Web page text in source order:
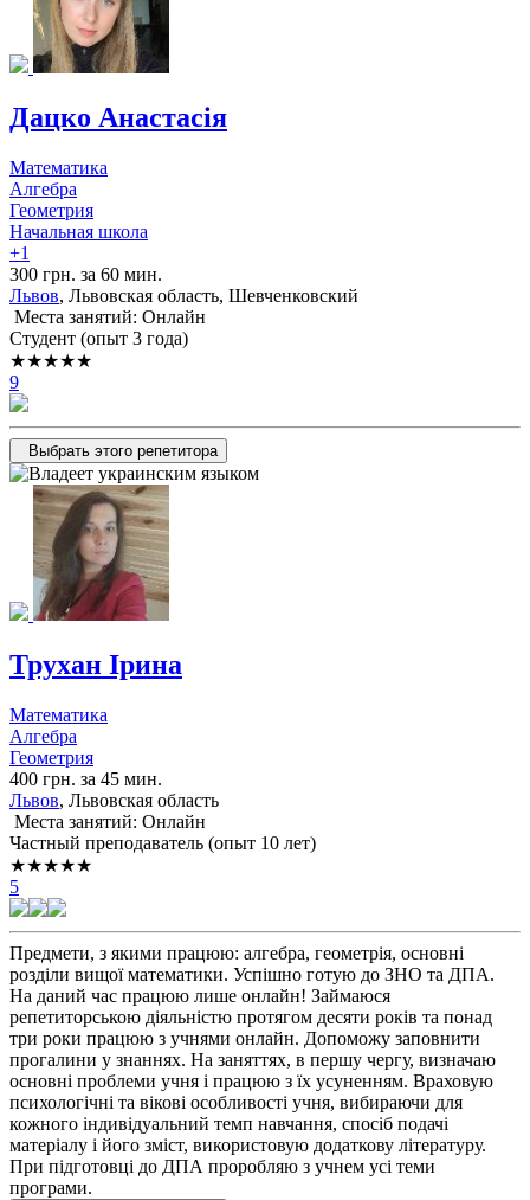
Дацко Анастасія
Математика
Алгебра
Геометрия
Начальная школа
+1
300 грн. за 60 мин.
Львов, Львовская область, Шевченковский
Места занятий: Онлайн
Cтудент (опыт 3 года)
★★★★★
9
Выбрать этого репетитора
Трухан Ірина
Математика
Алгебра
Геометрия
400 грн. за 45 мин.
Львов, Львовская область
Места занятий: Онлайн
Частный преподаватель (опыт 10 лет)
★★★★★
5
Предмети, з якими працюю: алгебра, геометрія, основні
розділи вищої математики. Успішно готую до ЗНО та ДПА.
На даний час працюю лише онлайн! Займаюся
репетиторською діяльністю протягом десяти років та понад
три роки працюю з учнями онлайн. Допоможу заповнити
прогалини у знаннях. На заняттях, в першу чергу, визначаю
основні проблеми учня і працюю з їх усуненням. Враховую
психологічні та вікові особливості учня, вибираючи для
кожного індивідуальний темп навчання, спосіб подачі
матеріалу і його зміст, використовую додаткову літературу.
При підготовці до ДПА проробляю з учнем усі теми
програми.